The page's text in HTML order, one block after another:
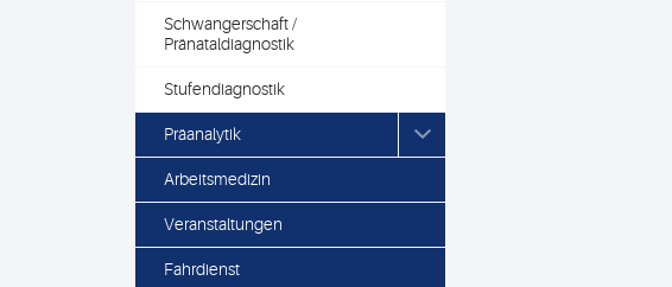
Schwangerschaft /
Pränataldiagnostik
Stufendiagnostik
Präanalytik
Arbeitsmedizin
Veranstaltungen
Fahrdienst